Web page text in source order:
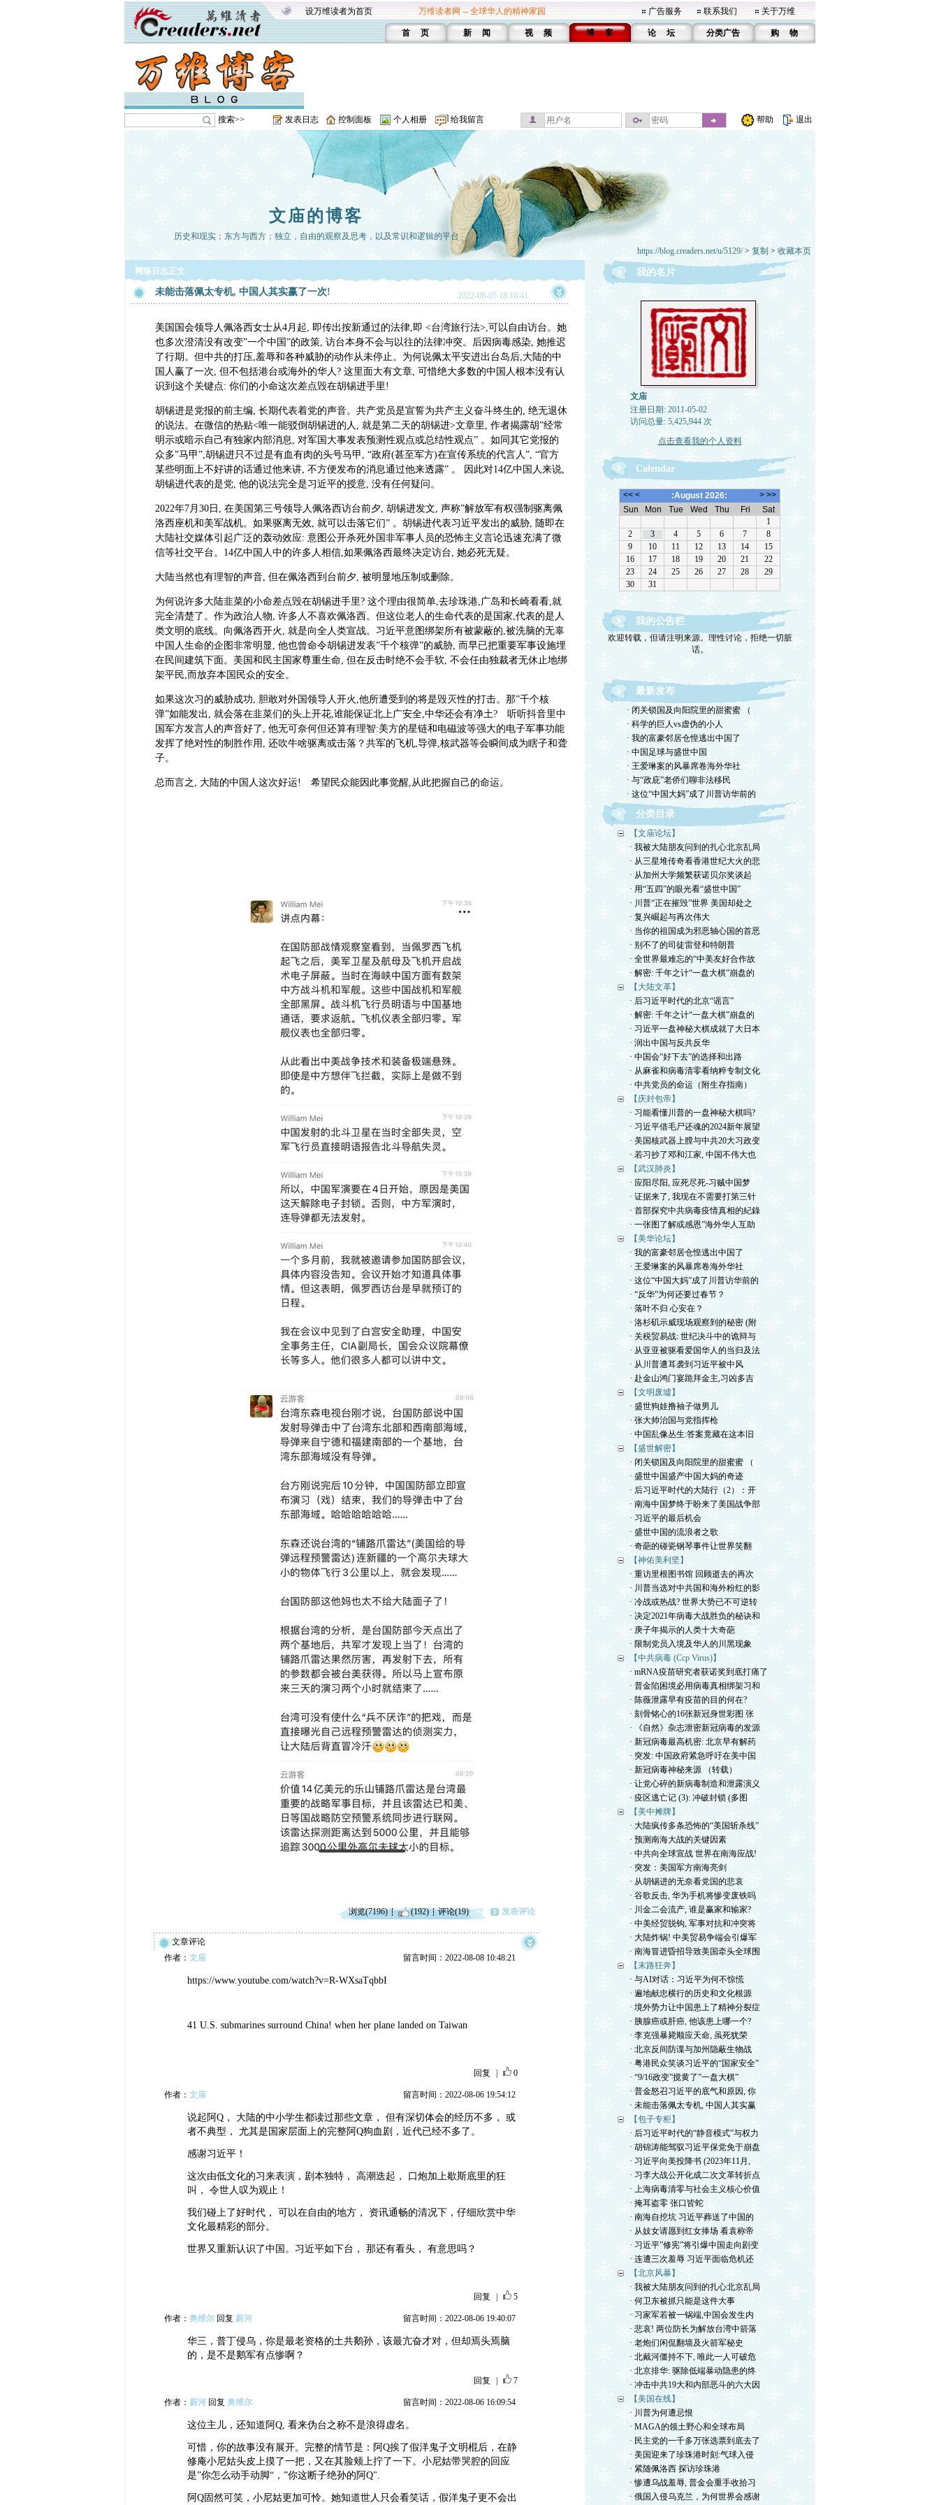
设万维读者为首页 万维读者网 -- 全球华人的精神家园 广告服务 联系我们 关于万维
首 页 新 闻 视 频 博 客 论 坛 分类广告 购 物
搜索>> 发表日志 控制面板 个人相册 给我留言 帮助 退出
文庙的博客
历史和现实；东方与西方；独立，自由的观察及思考，以及常识和逻辑的平台
https://blog.creaders.net/u/5129/> 复制 > 收藏本页
网络日志正文
未能击落佩太专机, 中国人其实赢了一次! 2022-08-05 18:10:41
美国国会领导人佩洛西女士从4月起, 即传出按新通过的法律,即 <台湾旅行法>,可以自由访台。她
也多次澄清没有改变”一个中国”的政策, 访台本身不会与以往的法律冲突。后因病毒感染, 她推迟
了行期。但中共的打压,羞辱和各种威胁的动作从未停止。为何说佩太平安进出台岛后,大陆的中
国人赢了一次, 但不包括港台或海外的华人? 这里面大有文章, 可惜绝大多数的中国人根本没有认
识到这个关键点: 你们的小命这次差点毁在胡锡进手里!
胡锡进是党报的前主编, 长期代表着党的声音。共产党员是宣誓为共产主义奋斗终生的, 绝无退休
的说法。在微信的热贴<唯一能驳倒胡锡进的人, 就是第二天的胡锡进>文章里, 作者揭露胡”经常
明示或暗示自己有独家内部消息, 对军国大事发表预测性观点或总结性观点” 。如同其它党报的
众多”马甲”,胡锡进只不过是有血有肉的头号马甲, “政府(甚至军方)在宣传系统的代言人”, “官方
某些明面上不好讲的话通过他来讲, 不方便发布的消息通过他来透露” 。 因此对14亿中国人来说,
胡锡进代表的是党, 他的说法完全是习近平的授意, 没有任何疑问。
2022年7月30日, 在美国第三号领导人佩洛西访台前夕, 胡锡进发文, 声称”解放军有权强制驱离佩
洛西座机和美军战机。如果驱离无效, 就可以击落它们” 。胡锡进代表习近平发出的威胁, 随即在
大陆社交媒体引起广泛的轰动效应: 意图公开杀死外国非军事人员的恐怖主义言论迅速充满了微
信等社交平台。14亿中国人中的许多人相信,如果佩洛西最终决定访台, 她必死无疑。
大陆当然也有理智的声音, 但在佩洛西到台前夕, 被明显地压制或删除。
为何说许多大陆韭菜的小命差点毁在胡锡进手里? 这个理由很简单,去珍珠港,广岛和长崎看看,就
完全清楚了。作为政治人物, 许多人不喜欢佩洛西。但这位老人的生命代表的是国家,代表的是人
类文明的底线。向佩洛西开火, 就是向全人类宣战。习近平意图绑架所有被蒙蔽的,被洗脑的无辜
中国人生命的企图非常明显, 他也曾命令胡锡进发表”千个核弹”的威胁, 而早已把重要军事设施埋
在民间建筑下面。美国和民主国家尊重生命, 但在反击时绝不会手软, 不会任由独裁者无休止地绑
架平民,而放弃本国民众的安全。
如果这次习的威胁成功, 胆敢对外国领导人开火 ,他所遭受到的将是毁灭性的打击。那”千个核
弹”如能发出 , 就会落在韭菜们的头上开花,谁能保证北上广安全,中华还会有净土?听听抖音里中
国军方发言人的声音好了 , 他无可奈何但还算有理智:美方的星链和电磁波等强大的电子军事功能
发挥了绝对性的制胜作用, 还吹牛啥驱离或击落？共军的飞机,导弹,核武器等会瞬间成为瞎子和聋
子。
总而言之, 大陆的中国人这次好运! 希望民众能因此事觉醒,从此把握自己的命运。
浏览(7196) (192) 评论(19) 发表评论
文章评论
作者： 文庙 留言时间：2022-08-08 10:48:21
https://www.youtube.com/watch?v=R-WXsaTqbbI
41 U.S. submarines surround China! when her plane landed on Taiwan
回复 0
作者： 文庙 留言时间：2022-08-06 19:54:12
说起阿Q， 大陆的中小学生都读过那些文章， 但有深切体会的经历不多， 或
者不典型， 尤其是国家层面上的完整阿Q狗血剧，近代已经不多了。
感谢习近平！
这次由低文化的习来表演，剧本独特， 高潮迭起， 口炮加上歇斯底里的狂
叫， 令世人叹为观止！
我们碰上了好时代， 可以在自由的地方， 资讯通畅的清况下，仔细欣赏中华
文化最精彩的部分。
世界又重新认识了中国。习近平如下台， 那还有看头， 有意思吗？
回复 5
作者： 奥维尔回复 蔚河 留言时间：2022-08-06 19:40:07
华三，普丁侵乌，你是最老资格的土共鹅孙，该最亢奋才对，但却焉头焉脑
的，是不是鹅军有点惨啊？
回复 7
作者： 蔚河回复 奥维尔 留言时间：2022-08-06 16:09:54
这位主儿，还知道阿Q, 看来伪台之称不是浪得虚名。
可惜，你的故事没有展开。完整的情节是：阿Q挨了假洋鬼子文明棍后，在静
修庵小尼姑头皮上摸了一把，又在其脸颊上拧了一下。小尼姑带哭腔的回应
是”你怎么动手动脚“，”你这断子绝孙的阿Q".
阿Q固然可笑，小尼姑更加可怜。她知道世人只会看笑话，假洋鬼子更不会出
我的名片
文庙
注册日期: 2011-05-02
访问总量: 5,425,944 次
点击查看我的个人资料
Calendar
我的公告栏
欢迎转载，但请注明来源。理性讨论，拒绝一切脏
话。
最新发布
· 闭关锁国及向阳院里的甜蜜蜜 （
· 科学的巨人vs虚伪的小人
· 我的富豪邻居仓惶逃出中国了
· 中国足球与盛世中国
· 王爱琳案的风暴席卷海外华社
· 与“政庇”老侨们聊非法移民
· 这位“中国大妈”成了川普访华前的
分类目录
【文庙论坛】
· 我被大陆朋友问到的扎心北京乱局
· 从三星堆传奇看香港世纪大火的悲
· 从加州大学频繁获诺贝尔奖谈起
· 用“五四”的眼光看“盛世中国”
· 川普“正在摧毁”世界 美国却处之
· 复兴崛起与再次伟大
· 当你的祖国成为邪恶轴心国的首恶
· 别不了的司徒雷登和特朗普
· 全世界最难忘的“中美友好合作故
· 解密: 千年之计“一盘大棋”崩盘的
【大陆文革】
· 后习近平时代的北京“谣言”
· 解密: 千年之计“一盘大棋”崩盘的
· 习近平一盘神秘大棋成就了大日本
· 润出中国与反共反华
· 中国会“好下去”的选择和出路
· 从麻雀和病毒清零看纳粹专制文化
· 中共党员的命运（附生存指南）
【庆封包帝】
· 习能看懂川普的一盘神秘大棋吗?
· 习近平借毛尸还魂的2024新年展望
· 美国核武器上膛与中共20大习政变
· 若习抄了邓和江家, 中国不伟大也
【武汉肺炎】
· 应阳尽阳, 应死尽死-习贼中国梦
· 证据来了, 我现在不需要打第三针
· 首部探究中共病毒疫情真相的紀錄
· 一张图了解或感恩”海外华人互助
【美华论坛】
· 我的富豪邻居仓惶逃出中国了
· 王爱琳案的风暴席卷海外华社
· 这位“中国大妈”成了川普访华前的
· “反华”为何还要过春节？
· 落叶不归 心安在？
· 洛杉矶示威现场观察到的秘密 (附
· 关税贸易战: 世纪决斗中的诡辩与
· 从亚亚被驱看爱国华人的当归及法
· 从川普遭耳袭到习近平被中风
· 赴金山鸿门宴跪拜金主,习凶多吉
【文明废墟】
· 盛世狗娃撸袖子做男儿
· 张大帅治国与党指挥枪
· 中国乱像丛生:答案竟藏在这本旧
【盛世解密】
· 闭关锁国及向阳院里的甜蜜蜜 （
· 盛世中国盛产中国大妈的奇迹
· 后习近平时代的大陆行（2）：开
· 南海中国梦终于盼来了美国战争部
· 习近平的最后机会
· 盛世中国的流浪者之歌
· 奇葩的碰瓷钢琴事件让世界笑翻
【神佑美利坚】
· 重访里根图书馆 回顾逝去的再次
· 川普当选对中共国和海外粉红的影
· 冷战或热战? 世界大势已不可逆转
· 决定2021年病毒大战胜负的秘诀和
· 庚子年揭示的人类十大奇葩
· 限制党员入境及华人的川黑现象
【中共病毒 (Ccp Virus)】
· mRNA疫苗研究者获诺奖到底打痛了
· 普金陷困境必用病毒真相绑架习和
· 陈薇泄露早有疫苗的目的何在?
· 刻骨铭心的16张新冠身世彩图 张
· 《自然》杂志泄密新冠病毒的发源
· 新冠病毒最高机密: 北京早有解药
· 突发: 中国政府紧急呼吁在美中国
· 新冠病毒神秘来源 （转载）
· 让党心碎的新病毒制造和泄露演义
· 疫区逃亡记 (3): 冲破封锁 (多图
【美中摊牌】
· 大陆疯传多条恐怖的“美国斩杀线”
· 预测南海大战的关键因素
· 中共向全球宣战 世界在南海应战!
· 突发：美国军方南海亮剑
· 从胡锡进的无奈看党国的悲哀
· 谷歌反击, 华为手机将惨变废铁吗
· 川金二会流产, 谁是赢家和输家?
· 中美经贸脱钩, 军事对抗和冲突将
· 大陆炸锅! 中美贸易争端会引爆军
· 南海冒进昏招导致美国牵头全球围
【末路狂奔】
· 与AI对话：习近平为何不惊慌
· 遍地献忠横行的历史和文化根源
· 境外势力让中国患上了精神分裂症
· 胰腺癌或肝癌, 他该患上哪一个?
· 李克强暴毙顺应天命, 虽死犹荣
· 北京反间防谍与加州隐蔽生物战
· 粤港民众笑谈习近平的“国家安全”
· “9/16政变”搅黄了”一盘大棋”
· 普金怒召习近平的底气和原因, 你
· 未能击落佩太专机, 中国人其实赢
【包子专柜】
· 后习近平时代的“静音模式”与权力
· 胡锦涛能驾驭习近平保党免于崩盘
· 习近平向美投降书 (2023年11月,
· 习李大战公开化成二次文革转折点
· 上海病毒清零与社会主义核心价值
· 掩耳盗零 张口皆蛇
· 南海自挖坑 习近平葬送了中国的
· 从妓女请愿到红女捧场 看袁称帝
· 习近平”修宪”将引爆中国走向剧变
· 连遭三次羞辱 习近平面临危机还
【北京风暴】
· 我被大陆朋友问到的扎心北京乱局
· 何卫东被抓只能是这件大事
· 习家军若被一锅端,中国会发生内
· 悲哀! 两位防长为解放台湾中箭落
· 老炮们闲侃翻墙及火箭军秘史
· 北戴河僵持不下, 唯此一人可破危
· 北京排华: 驱除低端暴动隐患的终
· 冲击中共19大和内部恶斗的六大因
【美国在线】
· 川普为何遭忌恨
· MAGA的领土野心和全球布局
· 民主党的一千多万张选票到底去了
· 美国迎来了珍珠港时刻:气球入侵
· 紧随佩洛西 探访珍珠港
· 惨遭乌战羞辱, 普金会重手收拾习
· 俄国入侵乌克兰，为何世界会感谢